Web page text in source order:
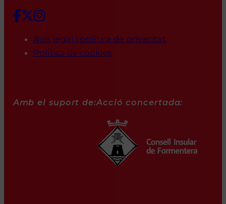
Avís legal i política de privacitat
Política de cookies
Amb el suport de:Acció concertada: